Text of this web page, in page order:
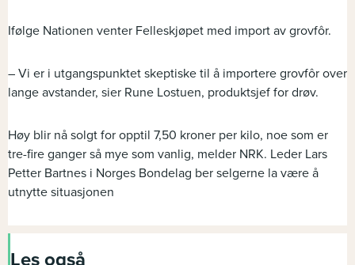
Ifølge Nationen venter Felleskjøpet med import av grovfôr.
– Vi er i utgangspunktet skeptiske til å importere grovfôr over
lange avstander, sier Rune Lostuen, produktsjef for drøv.
Høy blir nå solgt for opptil 7,50 kroner per kilo, noe som er
tre-fire ganger så mye som vanlig, melder NRK. Leder Lars
Petter Bartnes i Norges Bondelag ber selgerne la være å
utnytte situasjonen
Les også